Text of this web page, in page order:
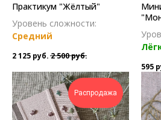
Практикум "Жёлтый"
Уровень сложности:
Средний
2 125 руб. 2 500руб.
595
Распродажа